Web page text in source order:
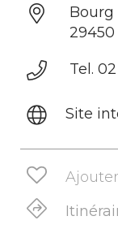
Bourg
Tel.
Site